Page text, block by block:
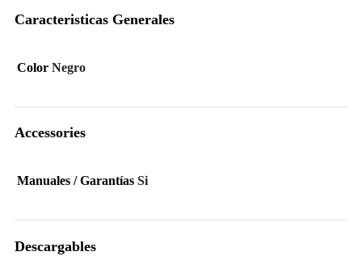
Caracteristicas Generales
Color Negro
Accessories
Manuales / Garantías Si
Descargables